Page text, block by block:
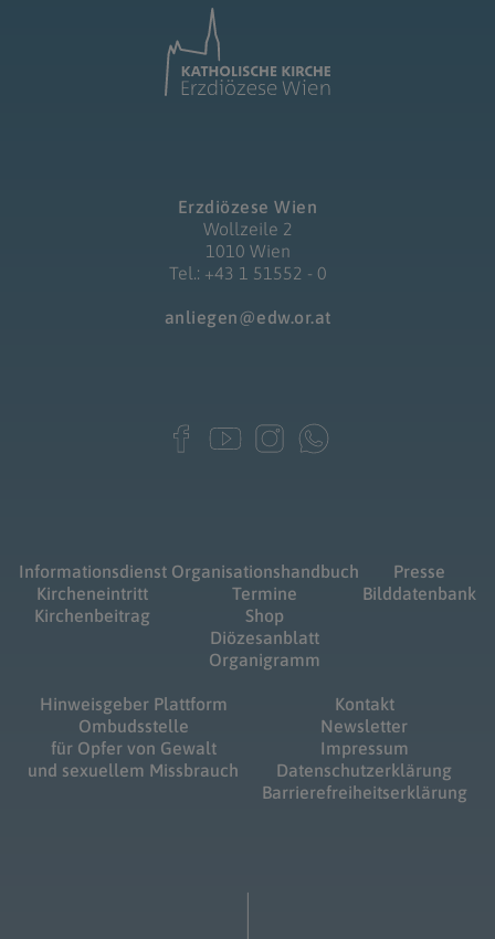
Erzdiözese Wien
Wollzeile 2
1010 Wien
Tel.: +43 1 51552 - 0
anliegen@edw.or.at
Informationsdienst
Kircheneintritt
Kirchenbeitrag
Organisationshandbuch
Termine
Shop
Diözesanblatt
Organigramm
Presse
Bilddatenbank
Hinweisgeber Plattform
Ombudsstelle
für Opfer von Gewalt
und sexuellem Missbrauch
Kontakt
Newsletter
Impressum
Datenschutzerklärung
Barrierefreiheitserklärung